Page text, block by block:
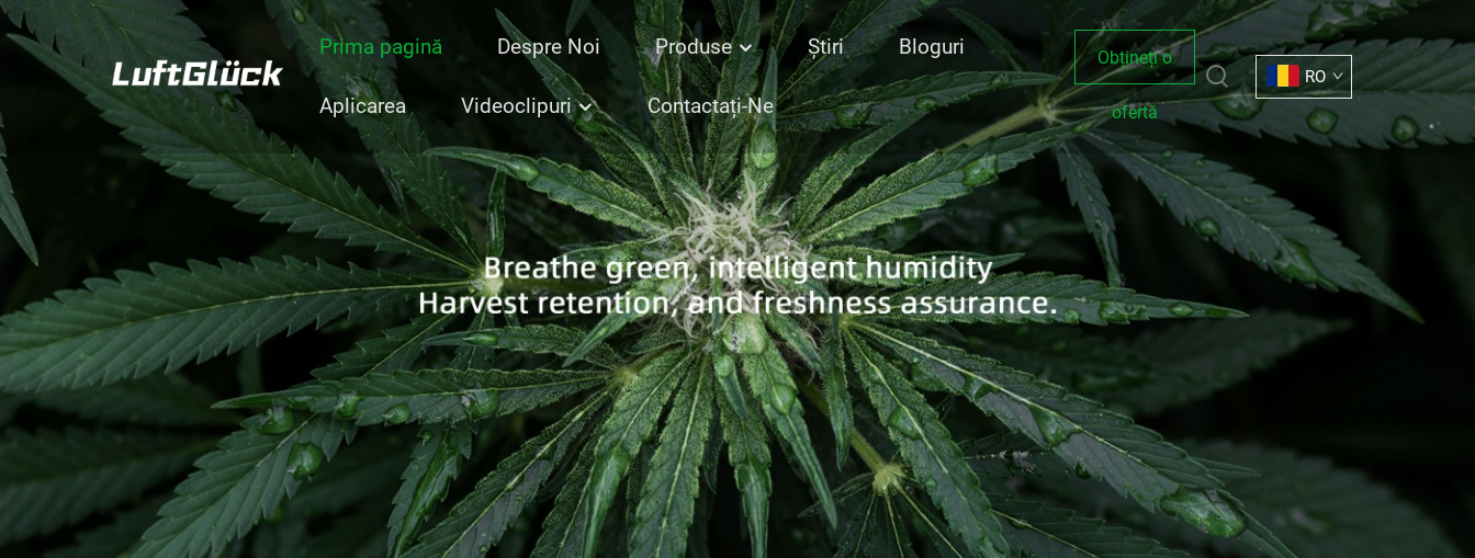
Prima pagină Despre Noi Produse Știri Bloguri
Aplicarea Videoclipuri Contactați-Ne
Obțineți o
ofertă
RO